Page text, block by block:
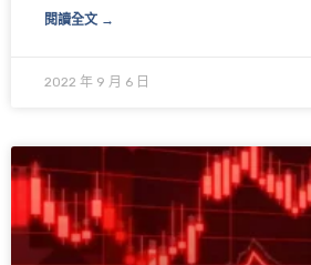
閱讀全文 →
2022 年 9 月 6 日